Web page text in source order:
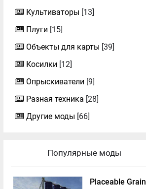
Культиваторы [13]
Плуги [15]
Объекты для карты [39]
Косилки [12]
Опрыскиватели [9]
Разная техника [28]
Другие моды [66]
Популярные моды
Placeable Grain